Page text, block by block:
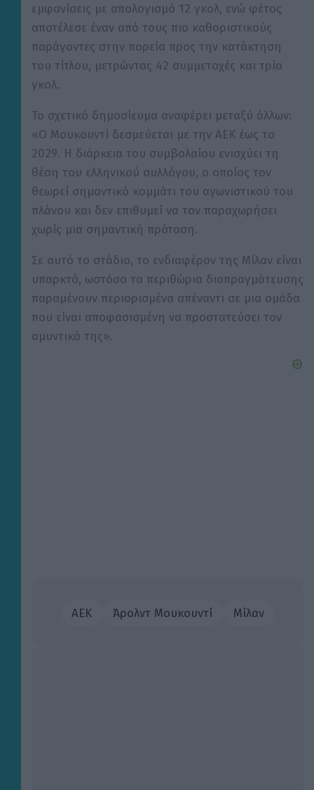
εμφανίσεις με απολογισμό 12 γκολ, ενώ φέτος
αποτέλεσε έναν από τους πιο καθοριστικούς
παράγοντες στην πορεία προς την κατάκτηση
του τίτλου, μετρώντας 42 συμμετοχές και τρία
γκολ.
Το σχετικό δημοσίευμα αναφέρει μεταξύ άλλων:
«Ο Μουκουντί δεσμεύεται με την ΑΕΚ έως το
2029. Η διάρκεια του συμβολαίου ενισχύει τη
θέση του ελληνικού συλλόγου, ο οποίος τον
θεωρεί σημαντικό κομμάτι του αγωνιστικού του
πλάνου και δεν επιθυμεί να τον παραχωρήσει
χωρίς μια σημαντική πρόταση.
Σε αυτό το στάδιο, το ενδιαφέρον της Μίλαν είναι
υπαρκτό, ωστόσο τα περιθώρια διαπραγμάτευσης
παραμένουν περιορισμένα απέναντι σε μια ομάδα
που είναι αποφασισμένη να προστατεύσει τον
αμυντικό της».
ΑΕΚ Άρολντ Μουκουντί Μίλαν